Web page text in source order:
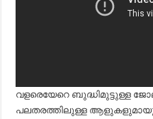
വളരെയേറെ ബുദ്ധിമുട്ടുള്ള
പലതരത്തിലുള്ള